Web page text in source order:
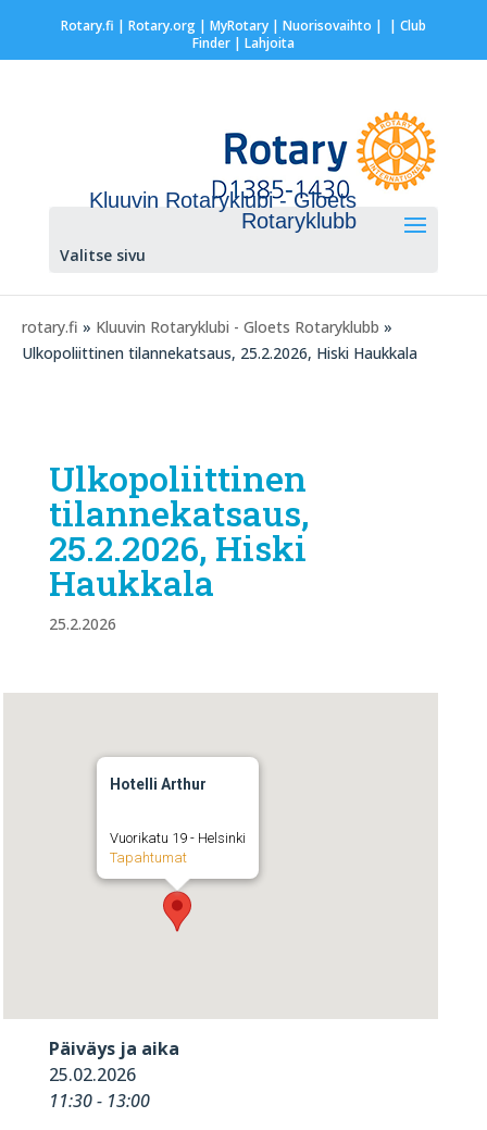
Rotary.fi | Rotary.org| MyRotary | Nuorisovaihto | | Club
Finder| Lahjoita
Kluuvin Rotaryklubi - Gloets
Rotaryklubb
Valitse sivu
rotary.fi » Kluuvin Rotaryklubi - Gloets Rotaryklubb »
Ulkopoliittinen tilannekatsaus, 25.2.2026, Hiski Haukkala
Ulkopoliittinen
tilannekatsaus,
25.2.2026, Hiski
Haukkala
25.2.2026
Hotelli Arthur
Vuorikatu 19 - Helsinki
Tapahtumat
Päiväys ja aika
25.02.2026
11:30 - 13:00